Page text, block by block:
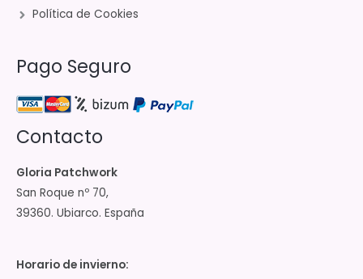
Política de Cookies
Pago Seguro
Contacto
Gloria Patchwork
San Roque nº 70,
39360. Ubiarco. España
Horario de invierno: